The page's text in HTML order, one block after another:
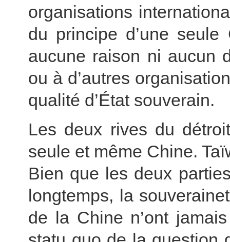
organisations
du principe d’une seule
aucune raison ni aucun
ou à d’autres
qualité d’État souverain.
Les deux rives du
seule et même Chine.
Bien que les deux
longtemps, la
de la Chine n’ont